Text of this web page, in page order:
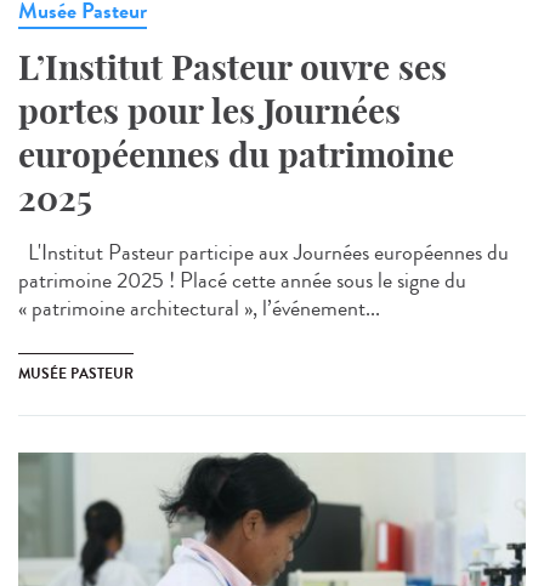
Musée Pasteur
L’Institut Pasteur ouvre ses
portes pour les Journées
européennes du patrimoine
2025
L'Institut Pasteur participe aux Journées européennes du
patrimoine 2025 ! Placé cette année sous le signe du
« patrimoine architectural », l’événement...
MUSÉE PASTEUR